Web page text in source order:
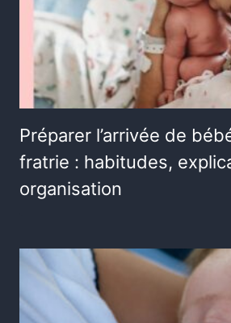
Préparer l’arrivée de
fratrie : habitudes,
organisation